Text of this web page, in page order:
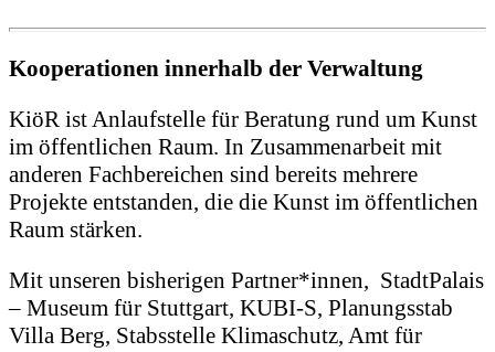
Kooperationen innerhalb der Verwaltung
KiöR ist Anlaufstelle für Beratung rund um Kunst
im öffentlichen Raum. In Zusammenarbeit mit
anderen Fachbereichen sind bereits mehrere
Projekte entstanden, die die Kunst im öffentlichen
Raum stärken.
Mit unseren bisherigen Partner*innen, StadtPalais
– Museum für Stuttgart, KUBI-S, Planungsstab
Villa Berg, Stabsstelle Klimaschutz, Amt für